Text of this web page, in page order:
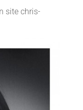
site chris-